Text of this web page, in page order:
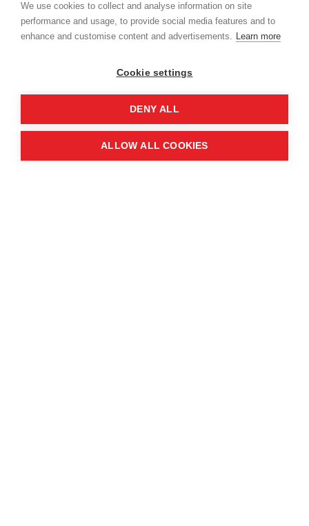
Utbildningen ersätter inte intern
genom att ge ett helhetsperspektiv på
det akademinära
innovationsekosystemet.
Anmälan
We use cookies to collect and analyse information on site
performance and usage, to provide social media features and to
enhance and customise content and advertisements. Learn more
Cookie settings
DENY ALL
ALLOW ALL COOKIES